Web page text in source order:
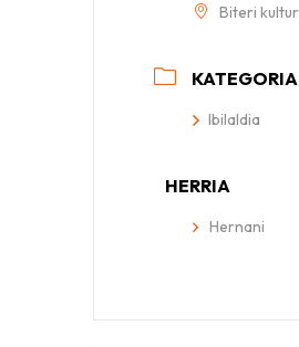
Biteri
KATEGORIA
Ibilaldia
HERRIA
Hernani